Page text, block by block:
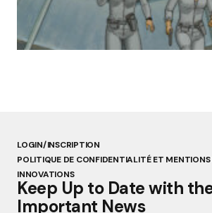
« Abandon des géants de la
Aldebaran, l’icône française
par Lucie Dubois 18 mars 2025
LOGIN/INSCRIPTION
POLITIQUE DE CONFIDENTIALITÉ ET MENTIONS
INNOVATIONS
Keep Up to Date with
Important News